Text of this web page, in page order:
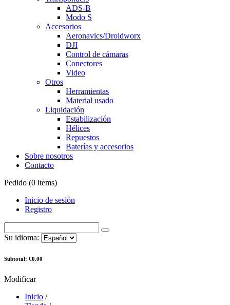
ADS-B
Modo S
Accesorios
Aeronavics/Droidworx
DJI
Control de cámaras
Conectores
Video
Otros
Herramientas
Material usado
Liquidación
Estabilización
Hélices
Repuestos
Baterías y accesorios
Sobre nosotros
Contacto
Pedido (0 items)
Inicio de sesión
Registro
Su idioma:
Subtotal: €0.00
Modificar
Inicio /